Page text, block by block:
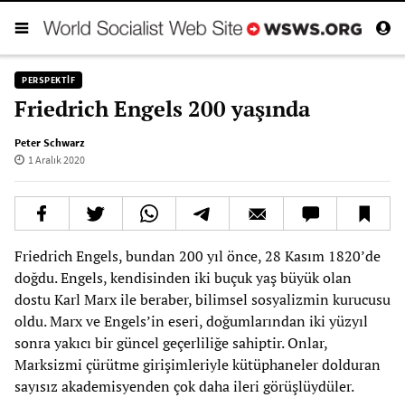
PERSPEKTIF
Friedrich Engels 200 yaşında
Peter Schwarz
1 Aralık 2020
Friedrich Engels, bundan 200 yıl önce, 28 Kasım 1820’de
doğdu. Engels, kendisinden iki buçuk yaş büyük olan
dostu Karl Marx ile beraber, bilimsel sosyalizmin kurucusu
oldu. Marx ve Engels’in eseri, doğumlarından iki yüzyıl
sonra yakıcı bir güncel geçerliliğe sahiptir. Onlar,
Marksizmi çürütme girişimleriyle kütüphaneler dolduran
sayısız akademisyenden çok daha ileri görüşlüydüler.